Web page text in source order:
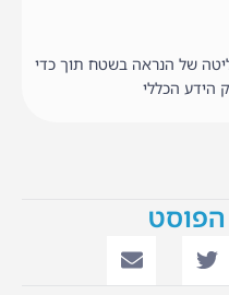
של הנראה בשטח תוך כדי
הידע הכללי